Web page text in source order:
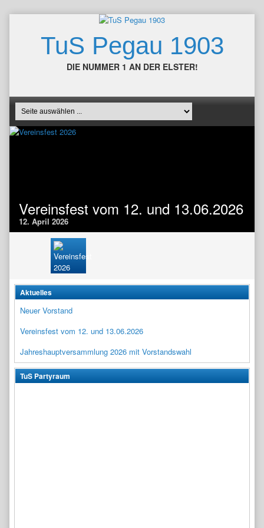
TuS Pegau 1903
DIE NUMMER 1 AN DER ELSTER!
Vereinsfest vom 12. und 13.06.2026
12. April 2026
Aktuelles
Neuer Vorstand
Vereinsfest vom 12. und 13.06.2026
Jahreshauptversammlung 2026 mit Vorstandswahl
TuS Partyraum